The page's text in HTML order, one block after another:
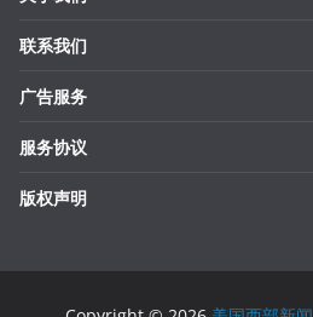
联系我们
广告服务
服务协议
版权声明